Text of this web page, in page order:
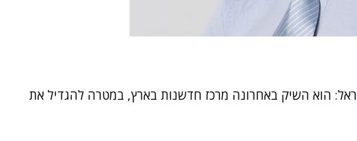
הוא השיק באחרונה מרכז חדשנות בארץ, במטרה להגדיל את